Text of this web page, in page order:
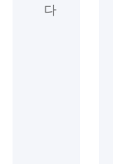
다